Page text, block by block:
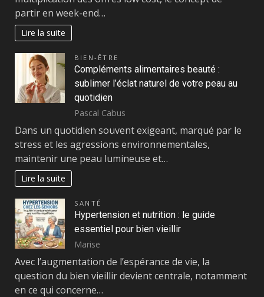
partir en week-end…
Lire la suite
BIEN-ÊTRE
Compléments alimentaires beauté :
sublimer l’éclat naturel de votre peau au
quotidien
Pascal Cabus
Dans un quotidien souvent exigeant, marqué par le
stress et les agressions environnementales,
maintenir une peau lumineuse et…
Lire la suite
SANTÉ
Hypertension et nutrition : le guide
essentiel pour bien vieillir
Marise
Avec l’augmentation de l’espérance de vie, la
question du bien vieillir devient centrale, notamment
en ce qui concerne…